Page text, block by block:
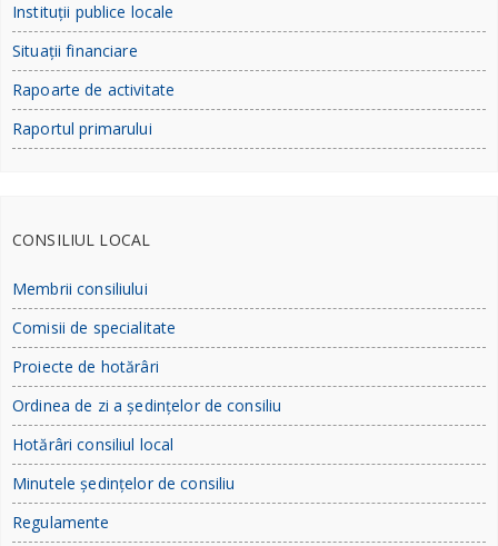
Instituții publice locale
Situații financiare
Rapoarte de activitate
Raportul primarului
CONSILIUL LOCAL
Membrii consiliului
Comisii de specialitate
Proiecte de hotărâri
Ordinea de zi a ședințelor de consiliu
Hotărâri consiliul local
Minutele ședințelor de consiliu
Regulamente